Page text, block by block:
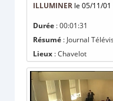
ILLUMINER le 05/11/01
Durée : 00:01:31
Résumé : Journal
Lieux : Chavelot